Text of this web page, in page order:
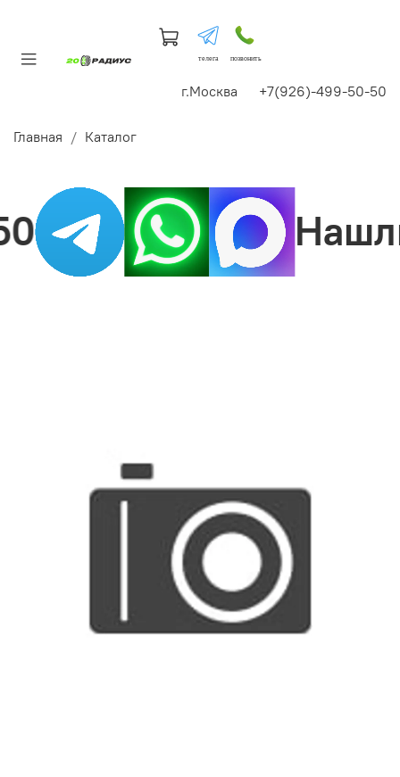
телега позвонить
г.Москва +7(926)-499-50-50
Главная Каталог
Нашли